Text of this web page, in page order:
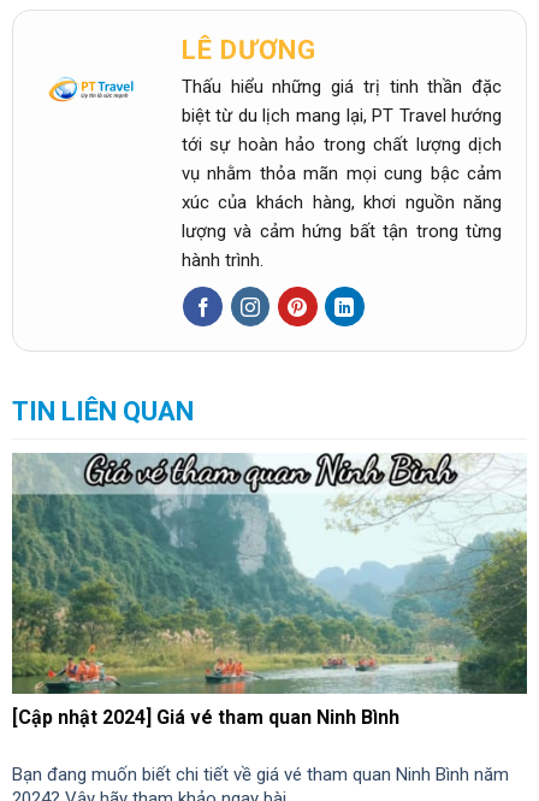
LÊ DƯƠNG
Thấu hiểu những giá trị tinh thần đặc
biệt từ du lịch mang lại, PT Travel hướng
tới sự hoàn hảo trong chất lượng dịch
vụ nhằm thỏa mãn mọi cung bậc cảm
xúc của khách hàng, khơi nguồn năng
lượng và cảm hứng bất tận trong từng
hành trình.
TIN LIÊN QUAN
[Cập nhật 2024] Giá vé tham quan Ninh Bình
Bạn đang muốn biết chi tiết về giá vé tham quan Ninh Bình năm